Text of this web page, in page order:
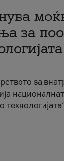
за
за